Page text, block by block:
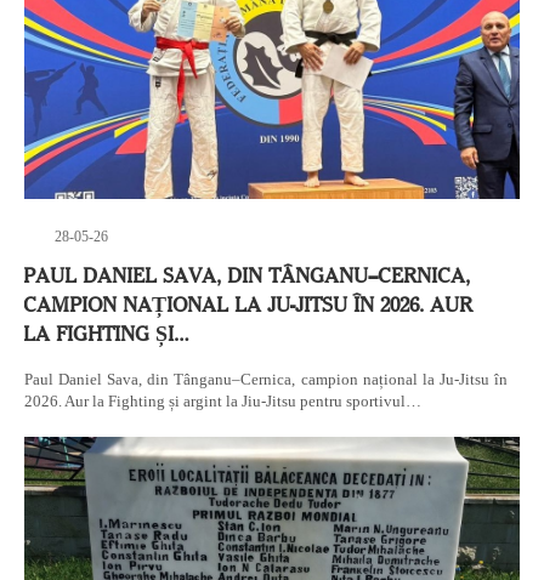
28-05-26
PAUL DANIEL SAVA, DIN TÂNGANU–CERNICA,
CAMPION NAȚIONAL LA JU-JITSU ÎN 2026. AUR
LA FIGHTING ȘI…
Paul Daniel Sava, din Tânganu–Cernica, campion național la Ju-Jitsu în
2026. Aur la Fighting și argint la Jiu-Jitsu pentru sportivul…